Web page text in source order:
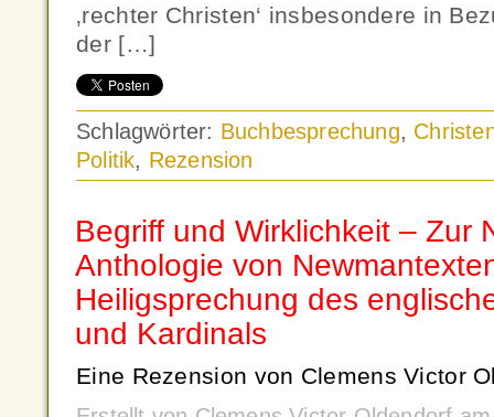
‚rechter Christen‘ insbesondere in
der […]
Schlagwörter: Buchbesprechung,
Politik, Rezension
Begriff und Wirklichkeit – Zur
Anthologie von
Heiligsprechung des
und Kardinals
Eine Rezension von Clemens Victor